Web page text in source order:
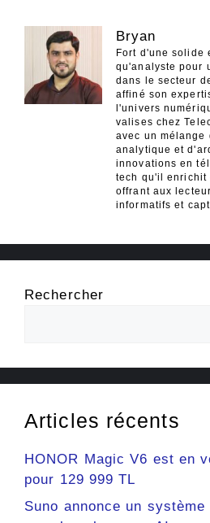
Bryan
Fort d'une solide
qu'analyste pour
dans le secteur
affiné son
l'univers
valises chez
avec un
analytique et
innovations en
tech qu'il enrichit
offrant aux
informatifs et
Rechercher
Articles récents
HONOR Magic V6 est en
pour 129 999 TL
Suno annonce un